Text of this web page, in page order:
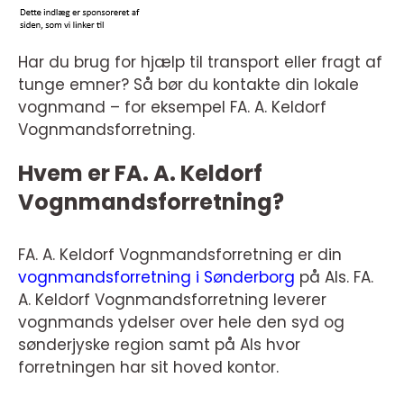
Har du brug for hjælp til transport eller fragt af
tunge emner? Så bør du kontakte din lokale
vognmand – for eksempel FA. A. Keldorf
Vognmandsforretning.
Hvem er FA. A. Keldorf
Vognmandsforretning?
FA. A. Keldorf Vognmandsforretning er din
vognmandsforretning i Sønderborg på Als. FA.
A. Keldorf Vognmandsforretning leverer
vognmands ydelser over hele den syd og
sønderjyske region samt på Als hvor
forretningen har sit hoved kontor.